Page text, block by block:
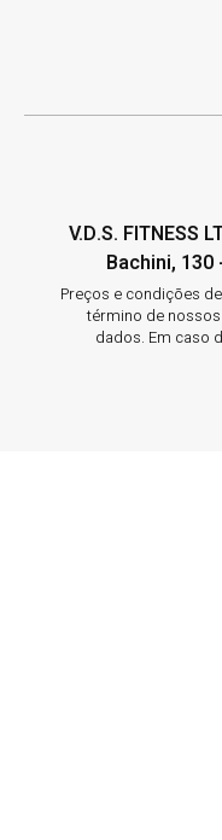
V.D.S. FITNESS
Bachini,
Preços e condições
término de
dados. Em caso